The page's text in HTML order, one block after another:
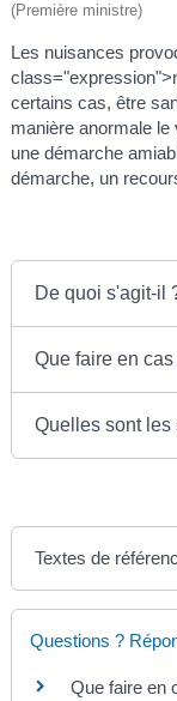
(Première ministre)
Les nuisances
certains cas, être
manière anormale le
une démarche
démarche, un
De quoi s'agit-il
Que faire en
Quelles sont
Textes de
Questions ?
Que faire en